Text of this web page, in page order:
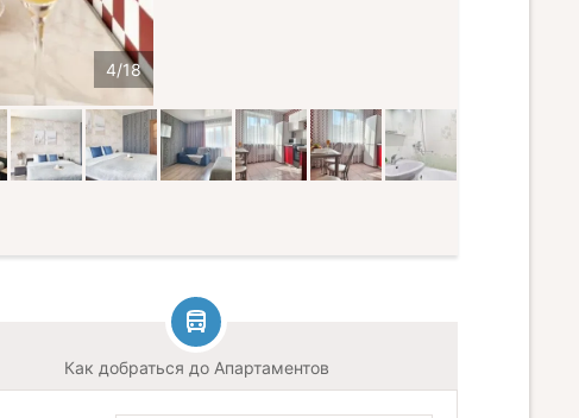
Как добраться до Апартаментов